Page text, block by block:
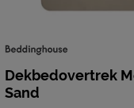
Dekbedovertrek
Sand